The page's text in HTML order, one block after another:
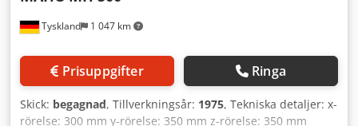
Tyskland 1 047 km
Prisuppgifter Ringa
Skick: begagnad, Tillverkningsår: 1975, Tekniska detaljer: x-
rörelse: 300 mm y-rörelse: 350 mm z-rörelse: 350 mm